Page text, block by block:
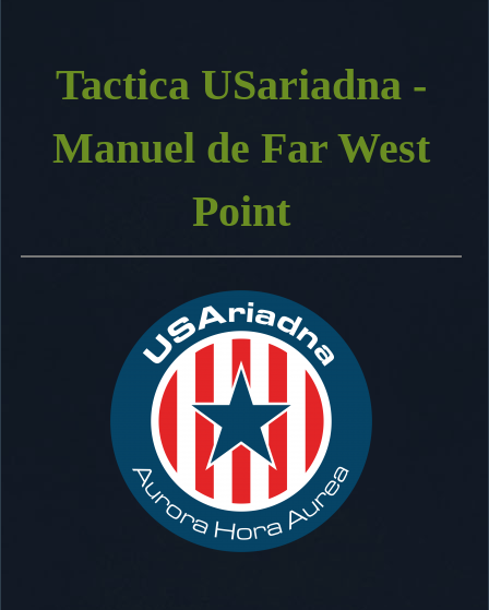
Tactica USariadna -
Manuel de Far West
Point